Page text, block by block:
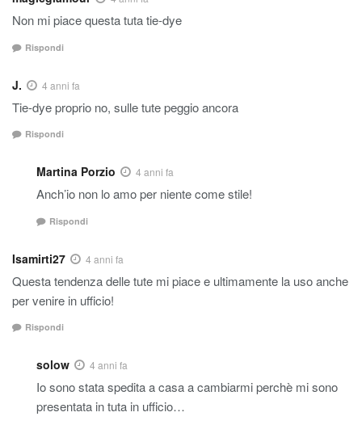
Non mi piace questa tuta tie-dye
Rispondi
J. 4 anni fa
Tie-dye proprio no, sulle tute peggio ancora
Rispondi
Martina Porzio 4 anni fa
Anch’io non lo amo per niente come stile!
Rispondi
Isamirti27 4 anni fa
Questa tendenza delle tute mi piace e ultimamente la uso anche
per venire in ufficio!
Rispondi
solow 4 anni fa
Io sono stata spedita a casa a cambiarmi perchè mi sono
presentata in tuta in ufficio…